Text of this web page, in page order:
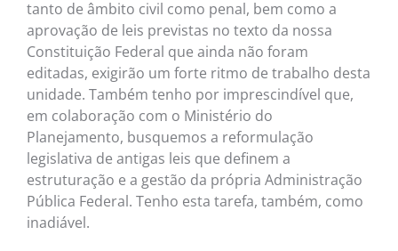
tanto de âmbito civil como penal, bem como a
aprovação de leis previstas no texto da nossa
Constituição Federal que ainda não foram
editadas, exigirão um forte ritmo de trabalho desta
unidade. Também tenho por imprescindível que,
em colaboração com o Ministério do
Planejamento, busquemos a reformulação
legislativa de antigas leis que definem a
estruturação e a gestão da própria Administração
Pública Federal. Tenho esta tarefa, também, como
inadiável.